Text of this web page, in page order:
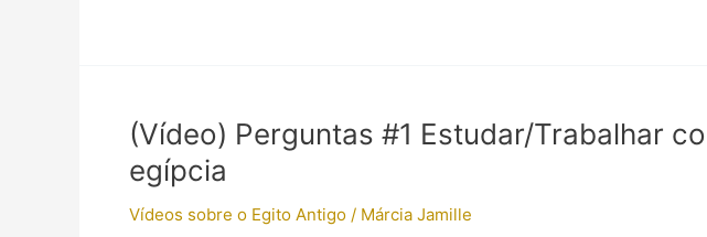
do
busto
de
está
(Vídeo) Perguntas #1 Estudar/Trabalhar
egípcia
Vídeos sobre o Egito Antigo / Márcia Jamille